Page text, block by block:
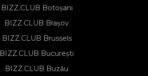
BIZZ.CLUB Botoșani
BIZZ.CLUB Brașov
BIZZ.CLUB Brussels
BIZZ.CLUB București
BIZZ.CLUB Buzău